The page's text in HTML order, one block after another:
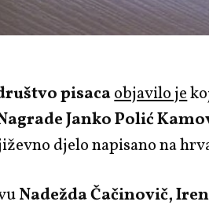
pisacaobjavilo je
Janko Polić
djelo napisano na
Nadežda Čačinovič,